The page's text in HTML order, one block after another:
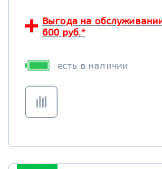
Выгода на
600 руб.*
есть в наличии